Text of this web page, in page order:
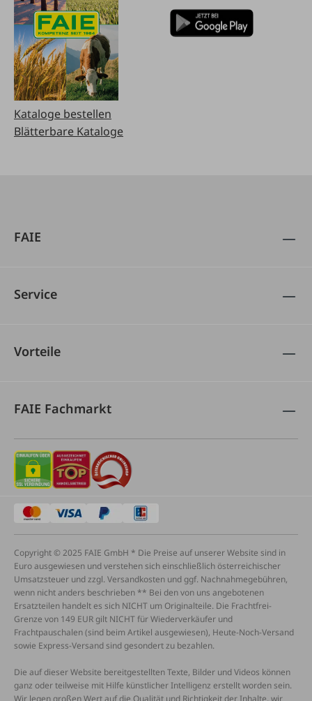
Kataloge bestellen
Blätterbare Kataloge
FAIE
Service
Vorteile
FAIE Fachmarkt
Copyright © 2025 FAIE GmbH * Die Preise auf unserer Website sind in
Euro ausgewiesen und verstehen sich einschließlich österreichischer
Umsatzsteuer und zzgl. Versandkosten und ggf. Nachnahmegebühren,
wenn nicht anders beschrieben ** Bei den von uns angebotenen
Ersatzteilen handelt es sich NICHT um Originalteile. Die Frachtfrei-
Grenze von 149 EUR gilt NICHT für Wiederverkäufer und
Frachtpauschalen (sind beim Artikel ausgewiesen), Heute-Noch-Versand
sowie Express-Versand sind gesondert zu bezahlen.
Die auf dieser Website bereitgestellten Texte, Bilder und Videos können
ganz oder teilweise mit Hilfe künstlicher Intelligenz erstellt worden sein.
Wir legen großen Wert auf die Qualität und Richtigkeit der Inhalte, wir